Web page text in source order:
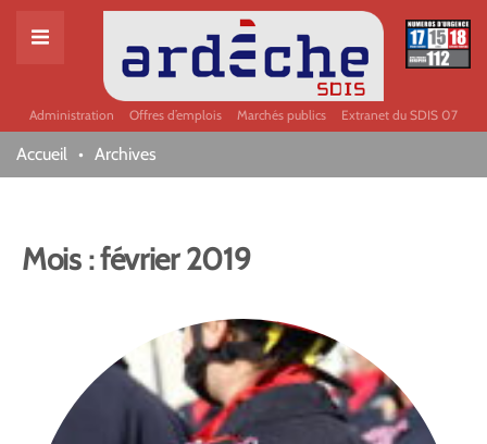
Administration Offres d’emplois Marchés publics Extranet du SDIS 07
Accueil Archives
Mois :février 2019